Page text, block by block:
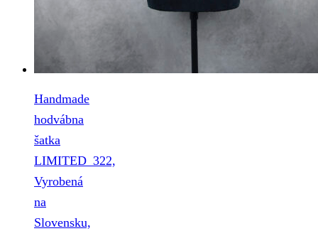
Handmade
hodvábna
šatka
LIMITED_322,
Vyrobená
na
Slovensku,